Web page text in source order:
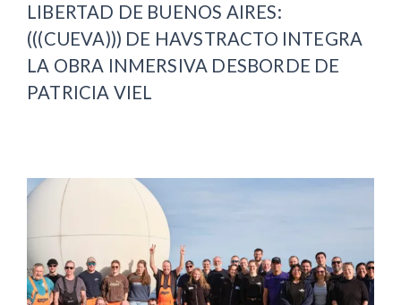
LIBERTAD DE BUENOS AIRES:
(((CUEVA))) DE HAVSTRACTO INTEGRA
LA OBRA INMERSIVA DESBORDE DE
PATRICIA VIEL